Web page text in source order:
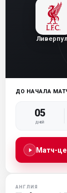
ДО НАЧАЛА
05
ДНЕЙ
Матч-
АНГЛИЯ